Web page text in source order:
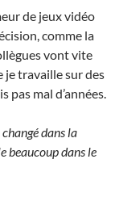
de jeux vidéo
comme la
vont vite
je travaille sur des
pas mal d’années.
dans la
beaucoup dans le